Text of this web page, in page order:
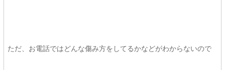
ただ、お電話ではどんな傷み方をしてるかなどがわからないので